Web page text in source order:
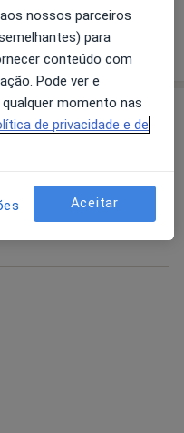
a experiência
nossos parceiros
para
conteúdo com
Pode ver e
momento nas
de privacidade e de
Aceitar